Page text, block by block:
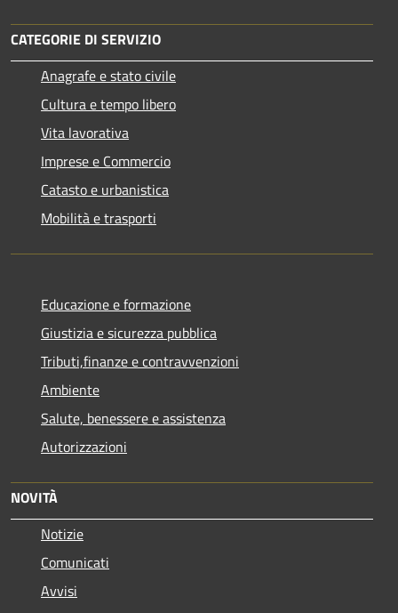
CATEGORIE DI SERVIZIO
Anagrafe e stato civile
Cultura e tempo libero
Vita lavorativa
Imprese e Commercio
Catasto e urbanistica
Mobilità e trasporti
Educazione e formazione
Giustizia e sicurezza pubblica
Tributi,finanze e contravvenzioni
Ambiente
Salute, benessere e assistenza
Autorizzazioni
NOVITÀ
Notizie
Comunicati
Avvisi